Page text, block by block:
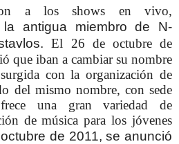
a los shows en vivo,
la antigua miembro de N-
El 26 de octubre de
que iban a cambiar su nombre
con la organización de
del mismo nombre, con sede
una gran variedad de
de música para los jóvenes
de 2011, se anunció